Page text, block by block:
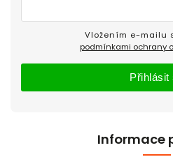
Informace
podmínkami ochrany
Přihlásit